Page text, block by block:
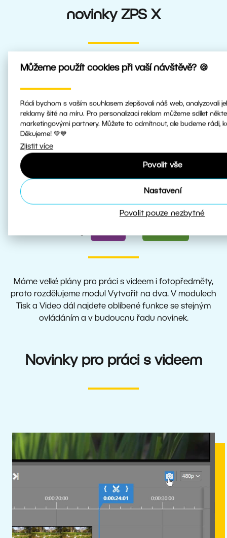
Můžeme použít cookies při vaší návštěvě? 🍪
Rádi bychom s vaším souhlasem zlepšovali náš web, analyzovali
reklamy šité na míru. Pro personalizaci reklam můžeme sdílet
marketingovými partnery. Můžete to odmítnout, ale budeme rádi,
Děkujeme! 💚💙
Zjistit více
Povolit vše
Nastavení
Povolit pouze nezbytné
novinky ZPS X
Je to zdarma, bez závazků a za pár minut už můžete
Stáhnout jarní novinky Zoner Studia
Z modulu Vytvořit se stávají
Máme velké plány pro práci s videem i fotopředměty,
proto rozdělujeme modul Vytvořit na dva. V modulech
Tisk a Video dál najdete oblíbené funkce se stejným
ovládáním a v budoucnu řadu novinek.
Novinky pro práci s videem